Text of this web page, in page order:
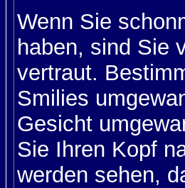
Wenn Sie
haben, sind Sie
vertraut.
Smilies
Gesicht
Sie Ihren Kopf
werden sehen,